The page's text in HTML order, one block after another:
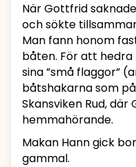
När Gottfrid
och sökte
Man fann honom
båten. För att
sina ”små flaggor”
båtshakarna som
Skansviken Rud,
hemmahörande.
Makan Hann gick
gammal.